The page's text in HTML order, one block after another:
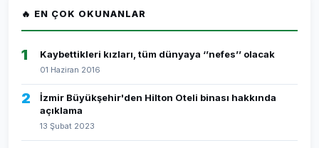
🔥 EN ÇOK OKUNANLAR
1 Kaybettikleri kızları, tüm dünyaya ‘’nefes’’ olacak
01 Haziran 2016
2
İzmir Büyükşehir'den Hilton Oteli binası hakkında
açıklama
13 Şubat 2023